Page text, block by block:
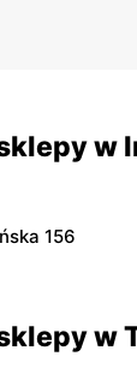
w
156
w